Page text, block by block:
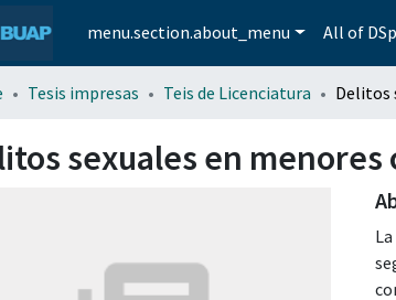
menu.section.about_menu All of
Tesis impresas Teis de Licenciatura
sexuales en